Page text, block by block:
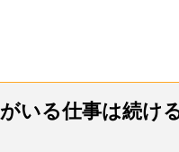
いる仕事は続け